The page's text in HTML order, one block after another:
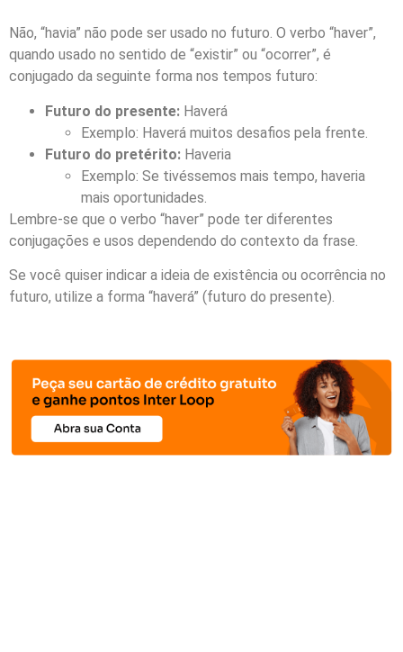
Não, “havia” não pode ser usado no futuro. O verbo “haver”,
quando usado no sentido de “existir” ou “ocorrer”, é
conjugado da seguinte forma nos tempos futuro:
Futuro do presente: Haverá
Exemplo: Haverá muitos desafios pela frente.
Futuro do pretérito: Haveria
Exemplo: Se tivéssemos mais tempo, haveria
mais oportunidades.
Lembre-se que o verbo “haver” pode ter diferentes
conjugações e usos dependendo do contexto da frase.
Se você quiser indicar a ideia de existência ou ocorrência no
futuro, utilize a forma “haverá” (futuro do presente).